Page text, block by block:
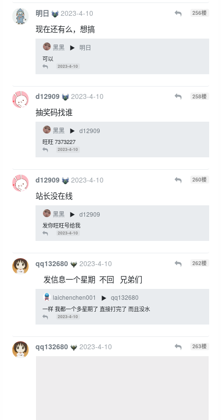
明日 2023-4-10 256楼
现在还有么，想搞
黑黑 ▶ 明日
可以
2023-4-10
d12909 2023-4-10 258楼
抽奖码找谁
黑黑 ▶d12909
旺旺 7373227
2023-4-10
d12909 2023-4-10 260楼
站长没在线
黑黑 ▶d12909
发你旺旺号给我
2023-4-10
qq132680 2023-4-10 262楼
发信息一个星期 不回 兄弟们
laichenchen001 ▶qq132680
一样 我都一个多星期了 直接打完了 而且没水
2023-4-10
qq132680 2023-4-10 263楼